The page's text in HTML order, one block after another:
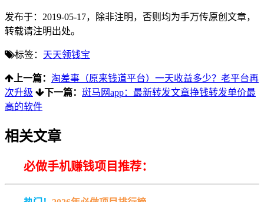
发布于：2019-05-17，除非注明，否则均为手万传原创文章，
转载请注明出处。
标签： 天天领钱宝
上一篇： 淘差事（原来钱道平台）一天收益多少？老平台再
次升级
下一篇： 斑马网app：最新转发文章挣钱转发单价最
高的软件
相关文章
必做手机赚钱项目推荐：